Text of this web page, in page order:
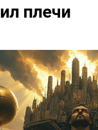
плечи